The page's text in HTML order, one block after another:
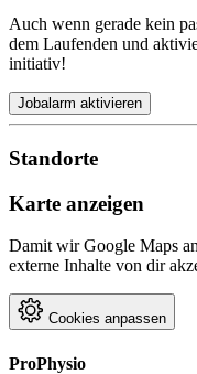
Auch wenn gerade kein
dem Laufenden und
initiativ!
Jobalarm aktivieren
Standorte
Karte anzeigen
Damit wir Google Maps
externe Inhalte von dir
Cookies anpassen
ProPhysio